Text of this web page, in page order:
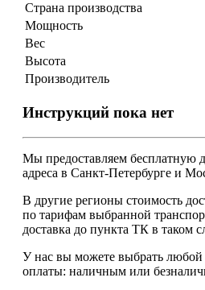
Страна производства
Мощность
Вес
Высота
Производитель
Инструкций пока нет
Мы предоставляем бесплатную
адреса в Санкт-Петербурге и
В другие регионы стоимость
по тарифам выбранной
доставка до пункта ТК в таком
У нас вы можете выбрать
оплаты: наличным или